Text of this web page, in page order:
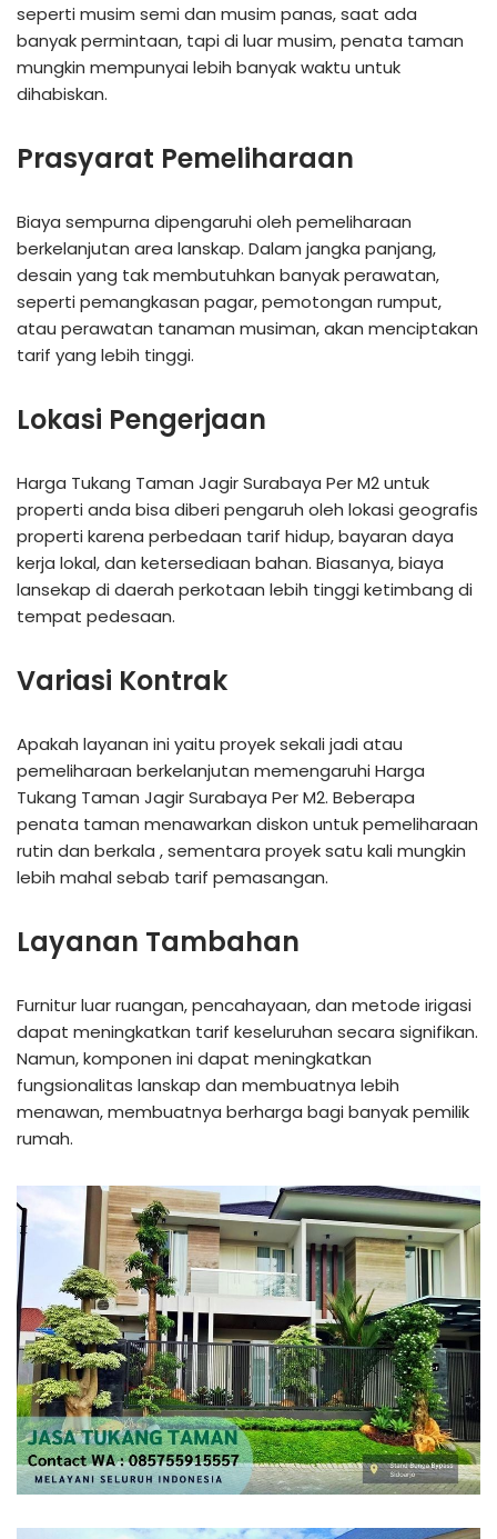
seperti musim semi dan musim panas, saat ada
banyak permintaan, tapi di luar musim, penata taman
mungkin mempunyai lebih banyak waktu untuk
dihabiskan.
Prasyarat Pemeliharaan
Biaya sempurna dipengaruhi oleh pemeliharaan
berkelanjutan area lanskap. Dalam jangka panjang,
desain yang tak membutuhkan banyak perawatan,
seperti pemangkasan pagar, pemotongan rumput,
atau perawatan tanaman musiman, akan menciptakan
tarif yang lebih tinggi.
Lokasi Pengerjaan
Harga Tukang Taman Jagir Surabaya Per M2 untuk
properti anda bisa diberi pengaruh oleh lokasi geografis
properti karena perbedaan tarif hidup, bayaran daya
kerja lokal, dan ketersediaan bahan. Biasanya, biaya
lansekap di daerah perkotaan lebih tinggi ketimbang di
tempat pedesaan.
Variasi Kontrak
Apakah layanan ini yaitu proyek sekali jadi atau
pemeliharaan berkelanjutan memengaruhi Harga
Tukang Taman Jagir Surabaya Per M2. Beberapa
penata taman menawarkan diskon untuk pemeliharaan
rutin dan berkala , sementara proyek satu kali mungkin
lebih mahal sebab tarif pemasangan.
Layanan Tambahan
Furnitur luar ruangan, pencahayaan, dan metode irigasi
dapat meningkatkan tarif keseluruhan secara signifikan.
Namun, komponen ini dapat meningkatkan
fungsionalitas lanskap dan membuatnya lebih
menawan, membuatnya berharga bagi banyak pemilik
rumah.